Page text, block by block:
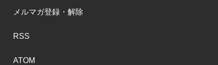
メルマガ登録・解除
RSS
ATOM